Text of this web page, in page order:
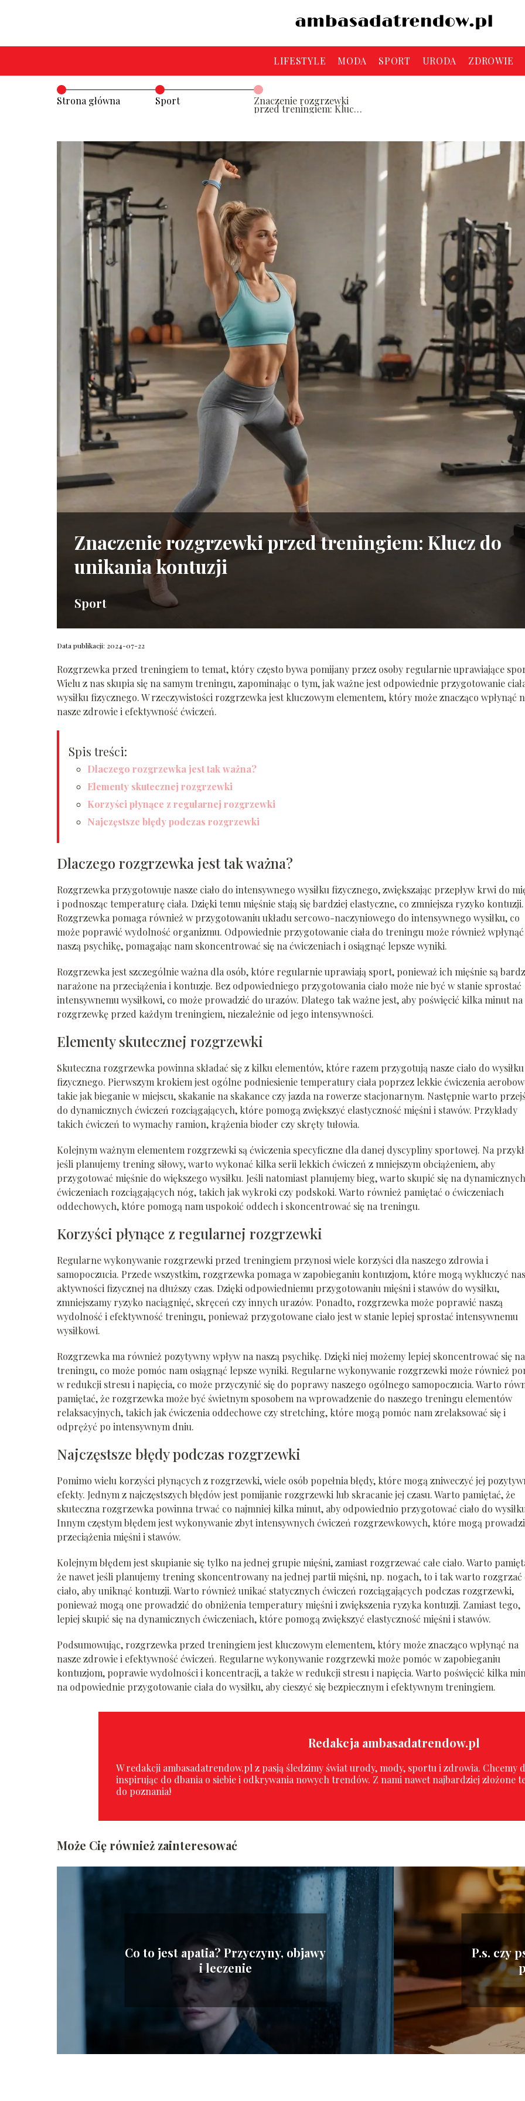
LIFESTYLE MODA SPORT URODA ZDROWIE
Strona główna Sport Znaczenie rozgrzewki
przed treningiem: Klucz
do unikania kontuzji
Znaczenie rozgrzewki przed treningiem: Klucz do
unikania kontuzji
Sport
Data publikacji: 2024-07-22
Rozgrzewka przed treningiem to temat, który często bywa pomijany przez osoby regularnie uprawiające
Wielu z nas skupia się na samym treningu, zapominając o tym, jak ważne jest odpowiednie przygotowanie
wysiłku fizycznego. W rzeczywistości rozgrzewka jest kluczowym elementem, który może znacząco wpłynąć
nasze zdrowie i efektywność ćwiczeń.
Spis treści:
Dlaczego rozgrzewka jest tak ważna?
Elementy skutecznej rozgrzewki
Korzyści płynące z regularnej rozgrzewki
Najczęstsze błędy podczas rozgrzewki
Dlaczego rozgrzewka jest tak ważna?
Rozgrzewka przygotowuje nasze ciało do intensywnego wysiłku fizycznego, zwiększając przepływ krwi do
i podnosząc temperaturę ciała. Dzięki temu mięśnie stają się bardziej elastyczne, co zmniejsza ryzyko kontuzji.
Rozgrzewka pomaga również w przygotowaniu układu sercowo-naczyniowego do intensywnego wysiłku, co
może poprawić wydolność organizmu. Odpowiednie przygotowanie ciała do treningu może również wpłynąć
naszą psychikę, pomagając nam skoncentrować się na ćwiczeniach i osiągnąć lepsze wyniki.
Rozgrzewka jest szczególnie ważna dla osób, które regularnie uprawiają sport, ponieważ ich mięśnie są
narażone na przeciążenia i kontuzje. Bez odpowiedniego przygotowania ciało może nie być w stanie sprostać
intensywnemu wysiłkowi, co może prowadzić do urazów. Dlatego tak ważne jest, aby poświęcić kilka minut na
rozgrzewkę przed każdym treningiem, niezależnie od jego intensywności.
Elementy skutecznej rozgrzewki
Skuteczna rozgrzewka powinna składać się z kilku elementów, które razem przygotują nasze ciało do wysiłku
fizycznego. Pierwszym krokiem jest ogólne podniesienie temperatury ciała poprzez lekkie ćwiczenia
takie jak bieganie w miejscu, skakanie na skakance czy jazda na rowerze stacjonarnym. Następnie warto
do dynamicznych ćwiczeń rozciągających, które pomogą zwiększyć elastyczność mięśni i stawów. Przykłady
takich ćwiczeń to wymachy ramion, krążenia bioder czy skręty tułowia.
Kolejnym ważnym elementem rozgrzewki są ćwiczenia specyficzne dla danej dyscypliny sportowej. Na
jeśli planujemy trening siłowy, warto wykonać kilka serii lekkich ćwiczeń z mniejszym obciążeniem, aby
przygotować mięśnie do większego wysiłku. Jeśli natomiast planujemy bieg, warto skupić się na dynamicznych
ćwiczeniach rozciągających nóg, takich jak wykroki czy podskoki. Warto również pamiętać o ćwiczeniach
oddechowych, które pomogą nam uspokoić oddech i skoncentrować się na treningu.
Korzyści płynące z regularnej rozgrzewki
Regularne wykonywanie rozgrzewki przed treningiem przynosi wiele korzyści dla naszego zdrowia i
samopoczucia. Przede wszystkim, rozgrzewka pomaga w zapobieganiu kontuzjom, które mogą wykluczyć
aktywności fizycznej na dłuższy czas. Dzięki odpowiedniemu przygotowaniu mięśni i stawów do wysiłku,
zmniejszamy ryzyko naciągnięć, skręceń czy innych urazów. Ponadto, rozgrzewka może poprawić naszą
wydolność i efektywność treningu, ponieważ przygotowane ciało jest w stanie lepiej sprostać intensywnemu
wysiłkowi.
Rozgrzewka ma również pozytywny wpływ na naszą psychikę. Dzięki niej możemy lepiej skoncentrować się na
treningu, co może pomóc nam osiągnąć lepsze wyniki. Regularne wykonywanie rozgrzewki może również
w redukcji stresu i napięcia, co może przyczynić się do poprawy naszego ogólnego samopoczucia. Warto
pamiętać, że rozgrzewka może być świetnym sposobem na wprowadzenie do naszego treningu elementów
relaksacyjnych, takich jak ćwiczenia oddechowe czy stretching, które mogą pomóc nam zrelaksować się i
odprężyć po intensywnym dniu.
Najczęstsze błędy podczas rozgrzewki
Pomimo wielu korzyści płynących z rozgrzewki, wiele osób popełnia błędy, które mogą zniweczyć jej
efekty. Jednym z najczęstszych błędów jest pomijanie rozgrzewki lub skracanie jej czasu. Warto pamiętać, że
skuteczna rozgrzewka powinna trwać co najmniej kilka minut, aby odpowiednio przygotować ciało do
Innym częstym błędem jest wykonywanie zbyt intensywnych ćwiczeń rozgrzewkowych, które mogą
przeciążenia mięśni i stawów.
Kolejnym błędem jest skupianie się tylko na jednej grupie mięśni, zamiast rozgrzewać całe ciało. Warto
że nawet jeśli planujemy trening skoncentrowany na jednej partii mięśni, np. nogach, to i tak warto rozgrzać
ciało, aby uniknąć kontuzji. Warto również unikać statycznych ćwiczeń rozciągających podczas rozgrzewki,
ponieważ mogą one prowadzić do obniżenia temperatury mięśni i zwiększenia ryzyka kontuzji. Zamiast tego,
lepiej skupić się na dynamicznych ćwiczeniach, które pomogą zwiększyć elastyczność mięśni i stawów.
Podsumowując, rozgrzewka przed treningiem jest kluczowym elementem, który może znacząco wpłynąć na
nasze zdrowie i efektywność ćwiczeń. Regularne wykonywanie rozgrzewki może pomóc w zapobieganiu
kontuzjom, poprawie wydolności i koncentracji, a także w redukcji stresu i napięcia. Warto poświęcić kilka
na odpowiednie przygotowanie ciała do wysiłku, aby cieszyć się bezpiecznym i efektywnym treningiem.
Redakcja ambasadatrendow.pl
W redakcji ambasadatrendow.pl z pasją śledzimy świat urody, mody, sportu i zdrowia. Chcemy
inspirując do dbania o siebie i odkrywania nowych trendów. Z nami nawet najbardziej złożone
do poznania!
Może Cię również zainteresować
Co to jest apatia? Przyczyny, objawy
i leczenie
P.s. czy